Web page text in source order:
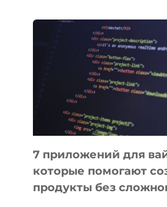
ПОЛЕЗНЫХ
ИНСТРУМЕНТОВ
ДЛЯ
РАБОТЫ
7 приложений для
которые помогают
продукты без